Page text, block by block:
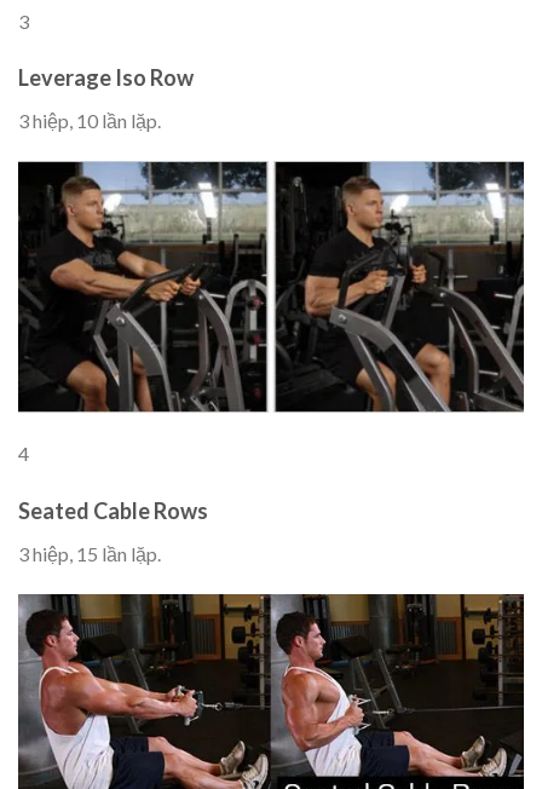
3
Leverage Iso Row
3 hiệp, 10 lần lặp.
4
Seated Cable Rows
3 hiệp, 15 lần lặp.